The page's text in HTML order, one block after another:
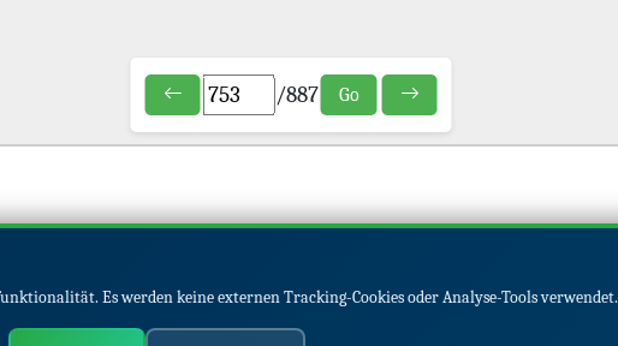
/887 Go
Es werden keine externen Tracking-Cookies oder Analyse-Tools verwendet.